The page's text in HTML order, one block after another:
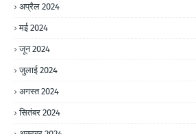
अप्रैल 2024
मई 2024
जून 2024
जुलाई 2024
अगस्त 2024
सितंबर 2024